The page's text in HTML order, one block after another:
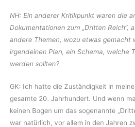
NH: Ein anderer Kritikpunkt waren die
Dokumentationen zum „Dritten Reich“,
andere Themen, wozu etwas gemacht
irgendeinen Plan, ein Schema, welche
werden sollten?
GK: Ich hatte die Zuständigkeit in
gesamte 20. Jahrhundert. Und wenn
keinen Bogen um das sogenannte
war natürlich, vor allem in den Jahren